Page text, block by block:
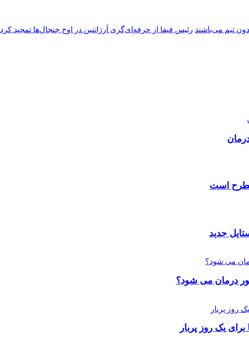
تیم می‌باشند رئیس فیفا از حرفه‌ای‌گری آرژانتین در اوج جنجال‌ها تمجید کرد
است
درمان می شود؟